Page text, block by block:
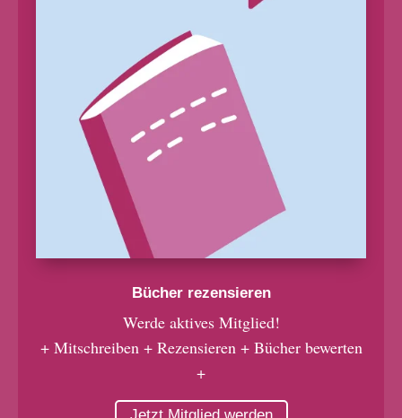
Bücher rezensieren
Werde aktives Mitglied!
+ Mitschreiben + Rezensieren + Bücher bewerten
+